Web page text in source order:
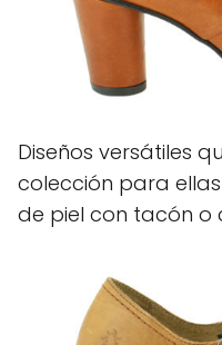
Diseños versátiles
colección para
de piel con tacón o